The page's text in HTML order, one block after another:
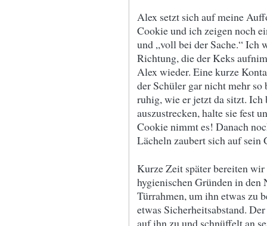
Alex setzt sich auf meine
Cookie und ich zeigen noch
und „voll bei der Sache.“ Ich
Richtung, die der Keks
Alex wieder. Eine kurze
der Schüler gar nicht mehr
ruhig, wie er jetzt da sitzt. Ich
auszustrecken, halte sie fest
Cookie nimmt es! Danach
Lächeln zaubert sich auf sein
Kurze Zeit später bereiten
hygienischen Gründen in
Türrahmen, um ihn etwas zu
etwas Sicherheitsabstand.
auf ihn zu und schnüffelt an